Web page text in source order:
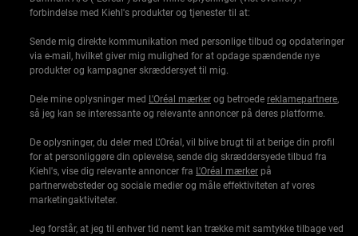
forbindelse med Kiehl's produkter og tjenester til at:
Sende mig direkte kommunikation med personlige tilbud og opdateringer
via e-mail, hvilket giver mig mulighed for at opdage spændende nye
produkter og kampagner skræddersyet til mig.
Dele mine oplysninger med L'Oréal mærker og betroede reklamepartnere,
så jeg kan se interessante og relevante annoncer på deres platforme.
De oplysninger, du deler med L’Oréal, vil blive brugt til at berige din profil
for at personliggøre din oplevelse, sende dig skræddersyede tilbud fra
Kiehl's, vise dig relevante annoncer fra L'Oréal mærker på
partnerwebsteder og sociale medier og måle effektiviteten af vores
marketingaktiviteter.
Jeg forstår, at jeg til enhver tid nemt kan trække mit samtykke tilbage ved